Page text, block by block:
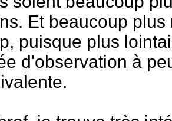
Et beaucoup
puisque plus
d'observation à